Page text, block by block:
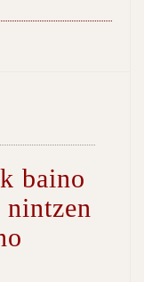
baino
nintzen